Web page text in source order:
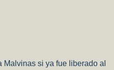
Malvinas si ya fue liberado al